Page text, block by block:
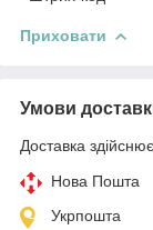
Приховати
Умови
Доставка
Нова Пошта
Укрпошта